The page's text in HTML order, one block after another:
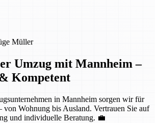
Müller
Umzug mit Mannheim –
Kompetent
in Mannheim sorgen wir für
von Wohnung bis Ausland. Vertrauen Sie auf
und individuelle Beratung. 💼